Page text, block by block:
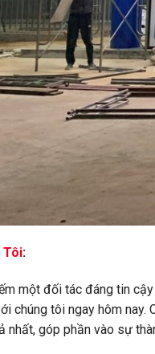
Tôi:
một đối tác đáng tin
chúng tôi ngay hôm
nhất, góp phần vào sự